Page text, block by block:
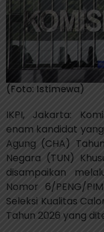
(Foto: Istimewa)
IKPI, Jakarta:
enam kandidat
Agung (CHA)
Negara (TUN)
disampaikan
Nomor 6/PENG/
Seleksi Kualitas
Tahun 2026 yang